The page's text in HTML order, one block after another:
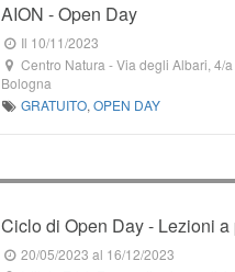
AION - Open Day
Il 10/11/2023
Centro Natura -Via degli Albari, 4/a
Bologna
GRATUITO,OPEN DAY
Ciclo di Open Day - Lezioni a
20/05/2023 al 16/12/2023